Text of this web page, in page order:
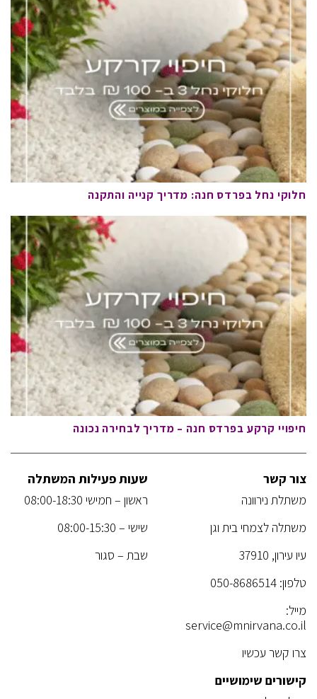
חלוקי נחל בפרדס חנה: מדריך קנייה והתקנה
חיפויי קרקע בפרדס חנה – מדריך לבחירה נכונה
צור קשר
משתלת נירוונה
משתלה לצמחי בית וגן
עיו עירון, 37910
טלפון: 050-8686514
מייל:
service@mnirvana.co.il
צרו קשר עכשיו
שעות פעילות המשתלה
ראשון – חמישי 08:00-18:30
שישי – 08:00-15:30
שבת – סגור
קישורים שימושיים